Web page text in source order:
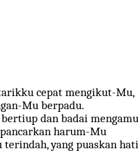
cepat mengikut-Mu,
Mu berpadu.
dan badai
harum-Mu
terindah, yang puaskan